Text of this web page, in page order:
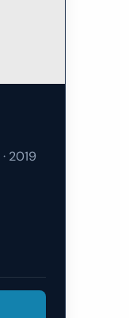
· 2019